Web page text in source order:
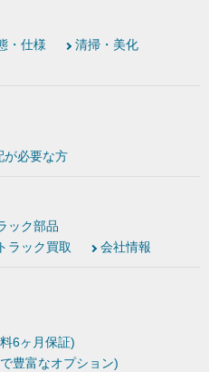
・仕様
清掃・美化
が必要な方
ック部品
トラック買取 会社情報
6ヶ月保証)
豊富なオプション)